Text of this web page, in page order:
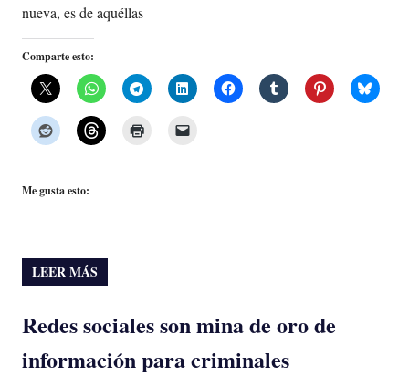
nueva, es de aquéllas
Comparte esto:
Me gusta esto:
LEER MÁS
Redes sociales son mina de oro de
información para criminales